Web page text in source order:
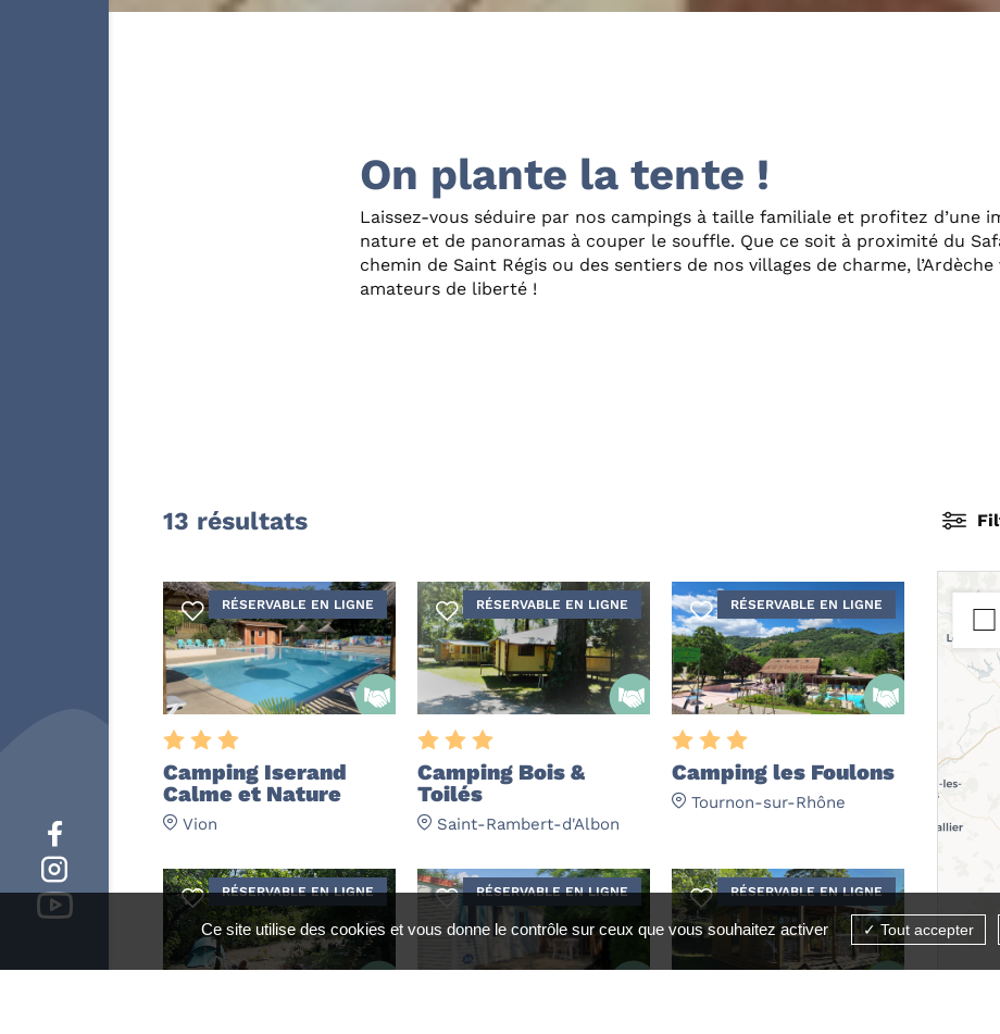
On plante la tente !
Laissez-vous séduire par nos campings à taille familiale et profitez d’une
nature et de panoramas à couper le souffle. Que ce soit à proximité du
chemin de Saint Régis ou des sentiers de nos villages de charme,
amateurs de liberté !
13 résultats
Camping Iserand
Calme et Nature
Vion
RÉSERVABLE EN LIGNE
Camping Bois &
Toilés
Saint-Rambert-d'Albon
RÉSERVABLE EN LIGNE
Camping les Foulons
Tournon-sur-Rhône
RÉSERVABLE EN LIGNE
RÉSERVABLE EN LIGNE RÉSERVABLE EN LIGNE RÉSERVABLE EN LIGNE
Ce site utilise des cookies et vous donne le contrôle sur ceux que vous souhaitez activer Tout accepter